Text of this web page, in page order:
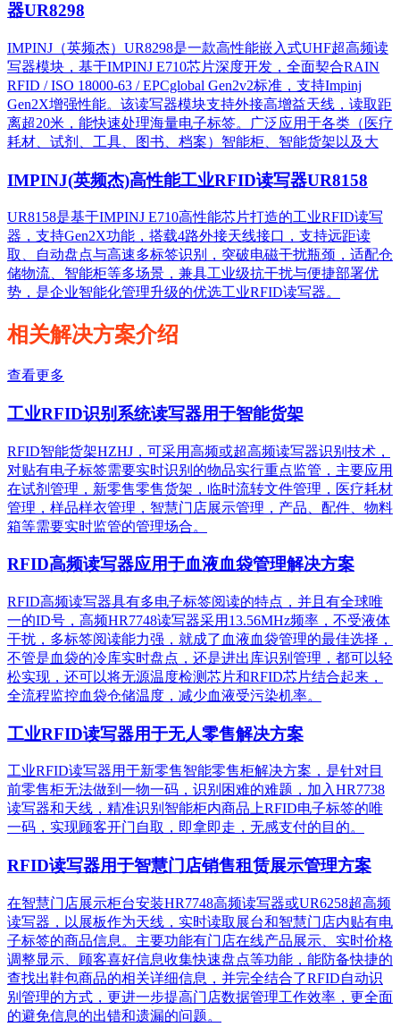
器UR8298
IMPINJ（英频杰）UR8298是一款高性能嵌入式UHF超高频读
写器模块，基于IMPINJ E710芯片深度开发，全面契合RAIN
RFID / ISO 18000-63 / EPCglobal Gen2v2标准，支持Impinj
Gen2X增强性能。该读写器模块支持外接高增益天线，读取距
离超20米，能快速处理海量电子标签。广泛应用于各类（医疗
耗材、试剂、工具、图书、档案）智能柜、智能货架以及大
IMPINJ(英频杰)高性能工业RFID读写器UR8158
UR8158是基于IMPINJ E710高性能芯片打造的工业RFID读写
器，支持Gen2X功能，搭载4路外接天线接口，支持远距读
取、自动盘点与高速多标签识别，突破电磁干扰瓶颈，适配仓
储物流、智能柜等多场景，兼具工业级抗干扰与便捷部署优
势，是企业智能化管理升级的优选工业RFID读写器。
相关解决方案介绍
查看更多
工业RFID识别系统读写器用于智能货架
RFID智能货架HZHJ，可采用高频或超高频读写器识别技术，
对贴有电子标签需要实时识别的物品实行重点监管，主要应用
在试剂管理，新零售零售货架，临时流转文件管理，医疗耗材
管理，样品样衣管理，智慧门店展示管理，产品、配件、物料
箱等需要实时监管的管理场合。
RFID高频读写器应用于血液血袋管理解决方案
RFID高频读写器具有多电子标签阅读的特点，并且有全球唯
一的ID号，高频HR7748读写器采用13.56MHz频率，不受液体
干扰，多标签阅读能力强，就成了血液血袋管理的最佳选择，
不管是血袋的冷库实时盘点，还是进出库识别管理，都可以轻
松实现，还可以将无源温度检测芯片和RFID芯片结合起来，
全流程监控血袋仓储温度，减少血液受污染机率。
工业RFID读写器用于无人零售解决方案
工业RFID读写器用于新零售智能零售柜解决方案，是针对目
前零售柜无法做到一物一码，识别困难的难题，加入HR7738
读写器和天线，精准识别​智能柜内商品上RFID电子标签的唯
一码，实现顾客开门自取，即拿即走，无感支付的目的。
RFID读写器用于智慧门店销售租赁展示管理方案
在智慧门店展示柜台安装HR7748高频读写器或UR6258超高频
读写器，以展板作为天线，实时读取展台和智慧门店内贴有电
子标签的商品信息。主要功能有门店在线产品展示、实时价格
调整显示、顾客喜好信息收集快速盘点等功能，能防备快捷的
查找出鞋包商品的相关详细信息，并完全结合了RFID自动识
别管理的方式，更进一步提高门店数据管理工作效率，更全面
的避免信息的出错和遗漏的问题。